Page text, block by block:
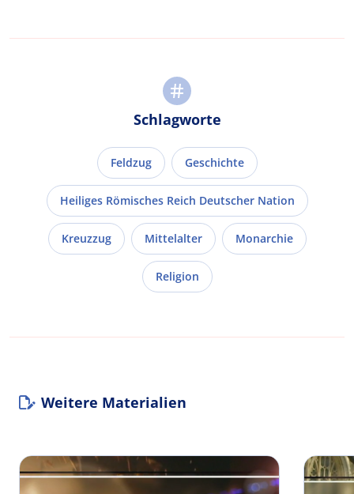
Schlagworte
Feldzug Geschichte
Heiliges Römisches Reich Deutscher Nation
Kreuzzug Mittelalter Monarchie
Religion
Weitere Materialien